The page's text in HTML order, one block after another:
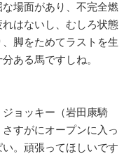
場面があり、不完全燃
はないし、むしろ状態
脚をためてラストを生
ある馬ですしね。
ョッキー（岩田康騎
すがにオープンに入っ
。頑張ってほしいです